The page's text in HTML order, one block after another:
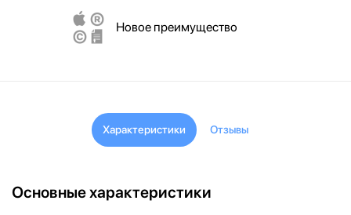
Новое преимущество
Характеристики Отзывы
Основные характеристики